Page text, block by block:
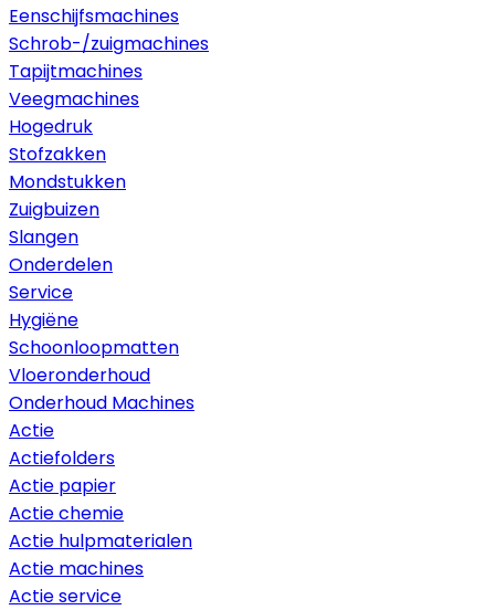
Eenschijfsmachines
Schrob-/zuigmachines
Tapijtmachines
Veegmachines
Hogedruk
Stofzakken
Mondstukken
Zuigbuizen
Slangen
Onderdelen
Service
Hygiëne
Schoonloopmatten
Vloeronderhoud
Onderhoud Machines
Actie
Actiefolders
Actie papier
Actie chemie
Actie hulpmaterialen
Actie machines
Actie service